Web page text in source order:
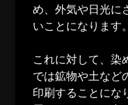
め、外気や日光に
いことになります。
これに対して、染
では鉱物や土など
印刷することにな